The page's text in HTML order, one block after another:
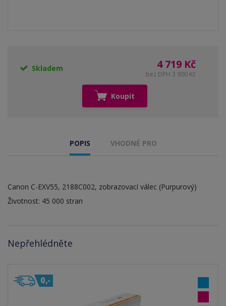
Skladem 4 719 Kč
bez DPH 3 900 Kč
Koupit
POPIS VHODNÉ PRO
Canon C-EXV55, 2188C002, zobrazovací válec (Purpurový)
Životnost: 45 000 stran
Nepřehlédněte